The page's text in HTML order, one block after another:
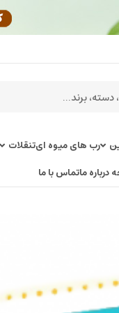
رب های میوه ایتنقلات
ماتماس با ما